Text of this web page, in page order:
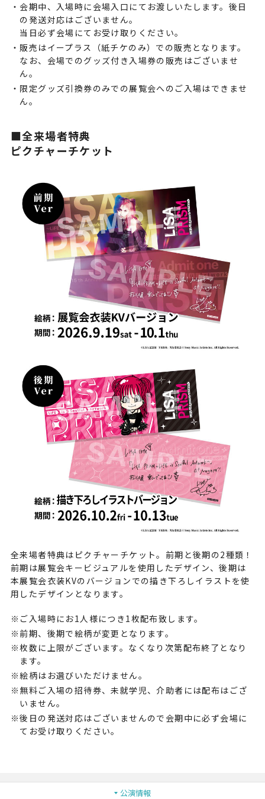
会期中、入場時に会場入口にてお渡しいたします。後日
の発送対応はございません。
当日必ず会場にてお受け取りください。
販売はイープラス（紙チケのみ）での販売となります。
なお、会場でのグッズ付き入場券の販売はございませ
ん。
限定グッズ引換券のみでの展覧会へのご入場はできませ
ん。
■全来場者特典
ピクチャーチケット
全来場者特典はピクチャーチケット。前期と後期の2種類！
前期は展覧会キービジュアルを使用したデザイン、後期は
本展覧会衣装KVのバージョンでの描き下ろしイラストを使
用したデザインとなります。
ご入場時にお1人様につき1枚配布致します。
前期、後期で絵柄が変更となります。
枚数に上限がございます。なくなり次第配布終了となり
ます。
絵柄はお選びいただけません。
無料ご入場の招待券、未就学児、介助者には配布はござ
いません。
後日の発送対応はございませんので会期中に必ず会場に
てお受け取りください。
公演情報